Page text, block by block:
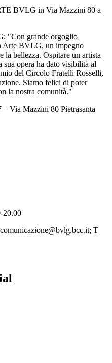
BVLG in Via Mazzini 80 a
: "Con grande orgoglio
Arte BVLG, un impegno
la bellezza. Ospitare un artista
opera ha dato visibilità al
del Circolo Fratelli Rosselli,
Siamo felici di poter
la nostra comunità."
Via Mazzini 80 Pietrasanta
20.00
T